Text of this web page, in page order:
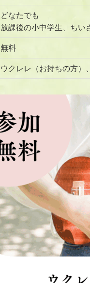
どなたでも
放課後の小中学生、ちい
無料
ウクレレ（お持ちの方）